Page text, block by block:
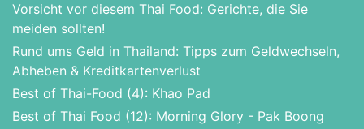
Vorsicht vor diesem Thai Food: Gerichte, die Sie
meiden sollten!
Rund ums Geld in Thailand: Tipps zum Geldwechseln,
Abheben & Kreditkartenverlust
Best of Thai-Food (4): Khao Pad
Best of Thai Food (12): Morning Glory - Pak Boong